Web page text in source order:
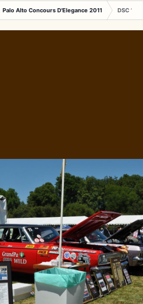
Palo Alto Concours D'Elegance 2011 DSC